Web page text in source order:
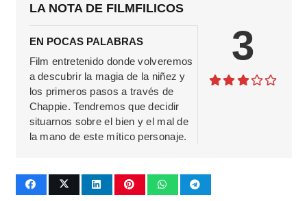
LA NOTA DE FILMFILICOS
EN POCAS PALABRAS
Film entretenido donde volveremos
a descubrir la magia de la niñez y
los primeros pasos a través de
Chappie. Tendremos que decidir
situarnos sobre el bien y el mal de
la mano de este mítico personaje.
3